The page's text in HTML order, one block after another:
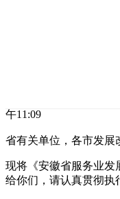
午11:09
省有关单位，各市发展
现将《安徽省服务业发
给你们，请认真贯彻执